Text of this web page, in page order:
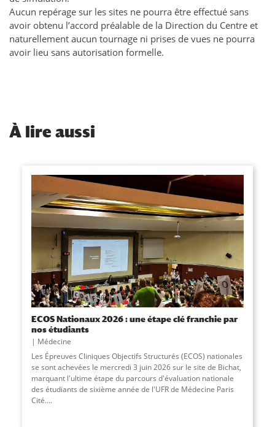
Aucun repérage sur les sites ne pourra être effectué sans
avoir obtenu l’accord préalable de la Direction du Centre et
naturellement aucun tournage ni prises de vues ne pourra
avoir lieu sans autorisation formelle.
À lire aussi
ECOS Nationaux 2026 : une étape clé franchie par
nos étudiants
Médecine
Les Épreuves Cliniques Objectifs Structurés (ECOS) nationales
se sont achevées le mercredi 3 juin 2026 sur le site de Bichat,
marquant l'ultime étape du parcours d'évaluation nationale
des étudiants de sixième année de l'UFR de Médecine Paris
Cité....